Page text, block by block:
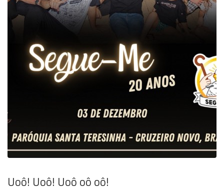
Uoô! Uoô! Uoô oô oô!